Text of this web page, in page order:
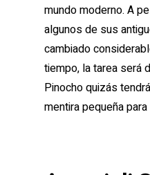
mundo moderno. A
algunos de sus
cambiado
tiempo, la tarea será
Pinocho quizás
mentira pequeña